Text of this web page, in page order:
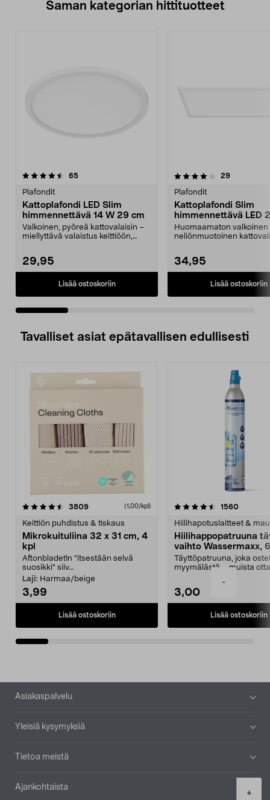
-
+
Saman kategorian hittituotteet
65arvostelut
Plafondit
Kattoplafondi LED Slim
himmennettävä 14 W 29 cm
Valkoinen, pyöreä kattovalaisin –
miellyttävä valaistus keittiöön,
29,95
Lisää ostoskoriin
4.0 viidestä
29arvostelut
Plafondit
Kattoplafondi Slim
himmennettävä LED
x 29 cm
Huomaamaton valkoinen
neliönmuotoinen
34,95
Lisää ostoskoriin
4.5 viidestä
Tavalliset asiat epätavallisen edullisesti
3809arvostelut (1,00/kpl)
Keittiön puhdistus & tiskaus
Mikrokuituliina 32 x 31 cm, 4
kpl
Aftonbladetin "itsestään selvä
suosikki" siiv...
Laji: Harmaa/beige
3,99
Lisää ostoskoriin
4.5viidestä
1560
Hiilihapotuslaitteet &
Hiilihappopatruuna
vaihto Wassermaxx,
Täyttöpatruuna, joka
myymälästä – muista
3,00
Lisää ostoskoriin
4.5viidestä
Alatunniste
Asiakaspalvelu
Yleisiä kysymyksiä
Tietoa meistä
Ajankohtaista